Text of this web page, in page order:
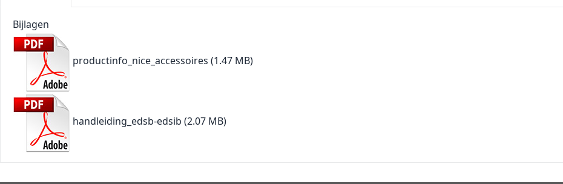
Bijlagen
productinfo_nice_accessoires (1.47 MB)
handleiding_edsb-edsib (2.07 MB)